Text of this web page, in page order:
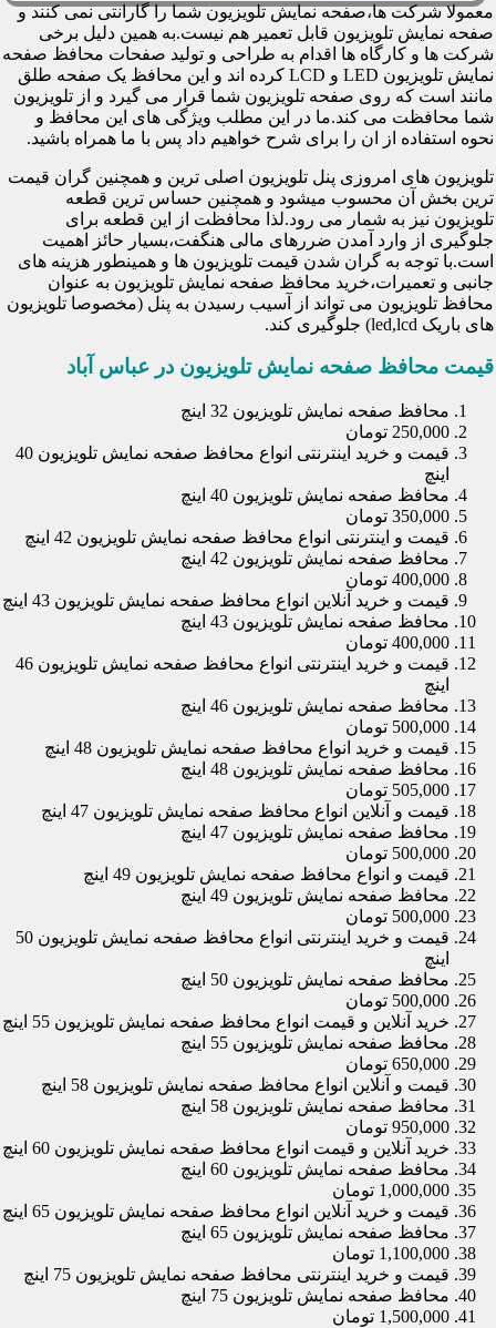
معمولا شرکت ها،صفحه نمایش تلویزیون شما را گارانتی نمی کنند و
صفحه نمایش تلویزیون قابل تعمیر هم نیست.به همین دلیل برخی
شرکت ها و کارگاه ها اقدام به طراحی و تولید صفحات محافظ صفحه
نمایش تلویزیون LED و LCD کرده اند و این محافظ یک صفحه طلق
مانند است که روی صفحه تلویزیون شما قرار می گیرد و از تلویزیون
شما محافظت می کند.ما در این مطلب ویژگی های این محافظ و
نحوه استفاده از ان را برای شرح خواهیم داد پس با ما همراه باشید.
تلویزیون های امروزی پنل تلویزیون اصلی ترین و همچنین گران قیمت
ترین بخش آن محسوب میشود و همچنین حساس ترین قطعه
تلویزیون نیز به شمار می رود.لذا محافظت از این قطعه برای
جلوگیری از وارد آمدن ضررهای مالی هنگفت،بسیار حائز اهمیت
است.با توجه به گران شدن قیمت تلویزیون ها و همینطور هزینه های
جانبی و تعمیرات،خرید محافظ صفحه نمایش تلویزیون به عنوان
محافظ تلویزیون می تواند از آسیب رسیدن به پنل (مخصوصا تلویزیون
های باریک led,lcd) جلوگیری کند.
قیمت محافظ صفحه نمایش تلویزیون در عباس آباد
محافظ صفحه نمایش تلویزیون 32 اینچ
250,000 تومان
قیمت و خرید اینترنتی انواع محافظ صفحه نمایش تلویزیون 40
اینچ
محافظ صفحه نمایش تلویزیون 40 اینچ
350,000 تومان
قیمت و اینترنتی انواع محافظ صفحه نمایش تلویزیون 42 اینچ
محافظ صفحه نمایش تلویزیون 42 اینچ
400,000 تومان
قیمت و خرید آنلاین انواع محافظ صفحه نمایش تلویزیون 43 اینچ
محافظ صفحه نمایش تلویزیون 43 اینچ
400,000 تومان
قیمت و خرید اینترنتی انواع محافظ صفحه نمایش تلویزیون 46
اینچ
محافظ صفحه نمایش تلویزیون 46 اینچ
500,000 تومان
قیمت و خرید انواع محافظ صفحه نمایش تلویزیون 48 اینچ
محافظ صفحه نمایش تلویزیون 48 اینچ
505,000 تومان
قیمت و آنلاین انواع محافظ صفحه نمایش تلویزیون 47 اینچ
محافظ صفحه نمایش تلویزیون 47 اینچ
500,000 تومان
قیمت و انواع محافظ صفحه نمایش تلویزیون 49 اینچ
محافظ صفحه نمایش تلویزیون 49 اینچ
500,000 تومان
قیمت و خرید اینترنتی انواع محافظ صفحه نمایش تلویزیون 50
اینچ
محافظ صفحه نمایش تلویزیون 50 اینچ
500,000 تومان
خرید آنلاین و قیمت انواع محافظ صفحه نمایش تلویزیون 55 اینچ
محافظ صفحه نمایش تلویزیون 55 اینچ
650,000 تومان
قیمت و آنلاین انواع محافظ صفحه نمایش تلویزیون 58 اینچ
محافظ صفحه نمایش تلویزیون 58 اینچ
950,000 تومان
خرید آنلاین و قیمت انواع محافظ صفحه نمایش تلویزیون 60 اینچ
محافظ صفحه نمایش تلویزیون 60 اینچ
1,000,000 تومان
قیمت و خرید آنلاین انواع محافظ صفحه نمایش تلویزیون 65 اینچ
محافظ صفحه نمایش تلویزیون 65 اینچ
1,100,000 تومان
قیمت و خرید اینترنتی محافظ صفحه نمایش تلویزیون 75 اینچ
محافظ صفحه نمایش تلویزیون 75 اینچ
1,500,000 تومان